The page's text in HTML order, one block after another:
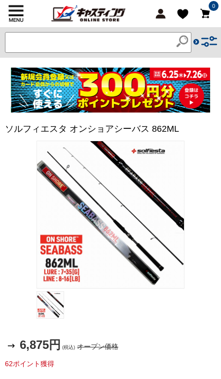
0
ソルフィエスタ オンショアシーバス 862ML
6,875円 (税込) オープン価格
62ポイント獲得